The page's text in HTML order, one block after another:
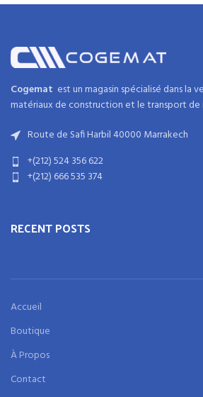
Cogemat est un magasin spécialisé dans la
matériaux de construction etle transport de
Route de Safi Harbil 40000 Marrakech
+(212) 524 356 622
+(212) 666 535 374
RECENT POSTS
Accueil
Boutique
À Propos
Contact